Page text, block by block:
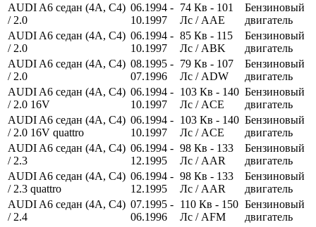
AUDI A6 седан (4A, C4)
/ 2.0
06.1994 -
10.1997
74 Кв - 101
Лс / AAE
Бензиновый
двигатель
AUDI A6 седан (4A, C4)
/ 2.0
06.1994 -
10.1997
85 Кв - 115
Лс / ABK
Бензиновый
двигатель
AUDI A6 седан (4A, C4)
/ 2.0
08.1995 -
07.1996
79 Кв - 107
Лс / ADW
Бензиновый
двигатель
AUDI A6 седан (4A, C4)
/ 2.0 16V
06.1994 -
10.1997
103 Кв - 140
Лс / ACE
Бензиновый
двигатель
AUDI A6 седан (4A, C4)
/ 2.0 16V quattro
06.1994 -
10.1997
103 Кв - 140
Лс / ACE
Бензиновый
двигатель
AUDI A6 седан (4A, C4)
/ 2.3
06.1994 -
12.1995
98 Кв - 133
Лс / AAR
Бензиновый
двигатель
AUDI A6 седан (4A, C4)
/ 2.3 quattro
06.1994 -
12.1995
98 Кв - 133
Лс / AAR
Бензиновый
двигатель
AUDI A6 седан (4A, C4)
/ 2.4
07.1995 -
06.1996
110 Кв - 150
Лс / AFM
Бензиновый
двигатель